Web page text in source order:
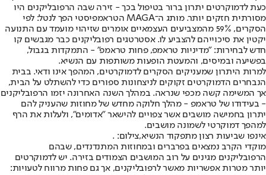
כעת לדמוקרטים יתרון ברור בטיפול בכך - זירה שבה הרפובליקנים היו
מסורתית חזקים יותר. מותג ה־MAGA הטראמפיסטי הפך לנטל: לפי
הסקרים, 59% מהמצביעים העצמאיים אומרים שזיהוי מועמד עם התנועה
יקטין את סיכוייהם להצביע לו. אסטרטגים רפובליקנים כבר מגבשים קו
חדש לבחירות: "מדיניות טראמפ, פחות טראמפ" - התמקדות בגבול,
בפשיעה ובמיסים, והמעטת הופעות משותפות עם הנשיא.
למרות היתרון שמעניקים הסקרים לדמוקרטים, המהפך אינו ודאי. בבית
הנבחרים הדמוקרטים זקוקים לניצחונות ספורים כדי להשתלט על הבית,
אך המשימה קשה מכפי שנראה. במהלך השנה האחרונה יזמו הרפובליקנים
- בעידודו של טראמפ - מהלך חלוקה מחדש של מחוזות שהעניק להם
יתרון בחמישה מושבים אשר צפויים להישאר "אדומים", ולעלות את הרף
למהפך דמוקרטי לשמונה מושבים.
אינפו שביעות רצון מתפקוד הנשיא,צילום: .
מוקדי הקרב נמצאים בפרברים ובמחוזות המתנדנדים, שבהם
הרפובליקנים מגינים על רוב המושבים הצמודים בזירה. יש לדמוקרטים
יותר מטרות אפשריות מאשר לרפובליקנים, אך גם פחות מרווח לטעויות: